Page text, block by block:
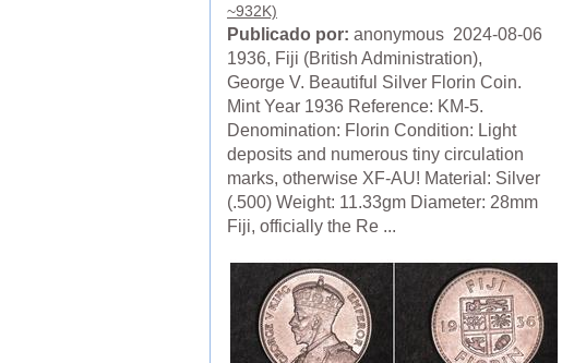
~932K)
Publicado por: anonymous 2024-08-06
1936, Fiji (British Administration),
George V. Beautiful Silver Florin Coin.
Mint Year 1936 Reference: KM-5.
Denomination: Florin Condition: Light
deposits and numerous tiny circulation
marks, otherwise XF-AU! Material: Silver
(.500) Weight: 11.33gm Diameter: 28mm
Fiji, officially the Re ...